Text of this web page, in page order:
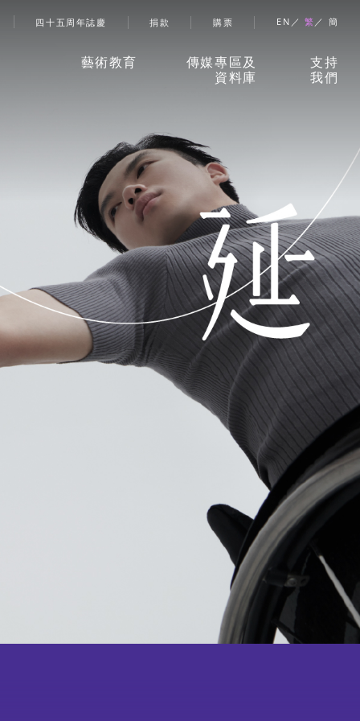
menu
四十五周年誌慶 捐款 購票 EN 繁 簡
藝術教育
港舞蹈團藝術空間」
兒童及少年課程
成人課程
教學團隊
傳媒專區及
資料庫
新聞稿
珍貴回憶
刊物
報導摘要
支持
我們
捐款
贊助
合作
伙伴
成為
會員
鳴謝